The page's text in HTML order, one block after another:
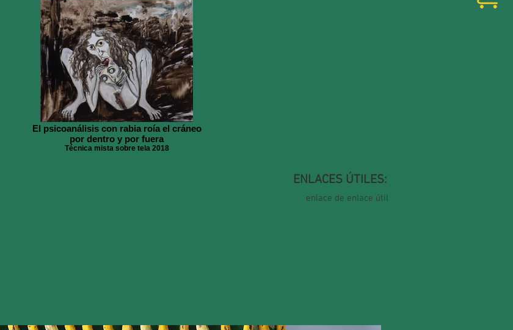
El psicoanálisis con rabia roía el cráneo
por dentro y por fuera
Técnica mista sobre tela 2018
ENLACES ÚTILES:
enlace de enlace útil